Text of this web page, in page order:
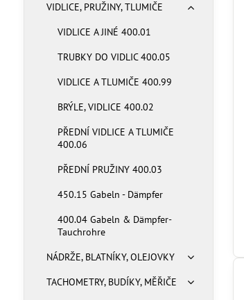
VIDLICE, PRUŽINY, TLUMIČE
VIDLICE A JINÉ 400.01
TRUBKY DO VIDLIC 400.05
VIDLICE A TLUMIČE 400.99
BRÝLE, VIDLICE 400.02
PŘEDNÍ VIDLICE A TLUMIČE
400.06
PŘEDNÍ PRUŽINY 400.03
450.15 Gabeln - Dämpfer
400.04 Gabeln & Dämpfer-
Tauchrohre
NÁDRŽE, BLATNÍKY, OLEJOVKY
TACHOMETRY, BUDÍKY, MĚŘIČE